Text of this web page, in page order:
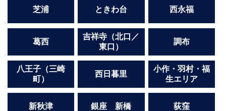
芝浦 ときわ台 西永福
葛西
吉祥寺（北口／
東口）
調布
八王子（三崎
町）
西日暮里
小作・羽村・福
生エリア
新秋津 銀座 新橋 荻窪